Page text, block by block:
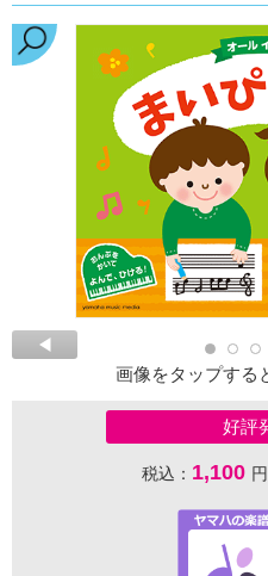
画像をタップする
好評
税込： 1,100